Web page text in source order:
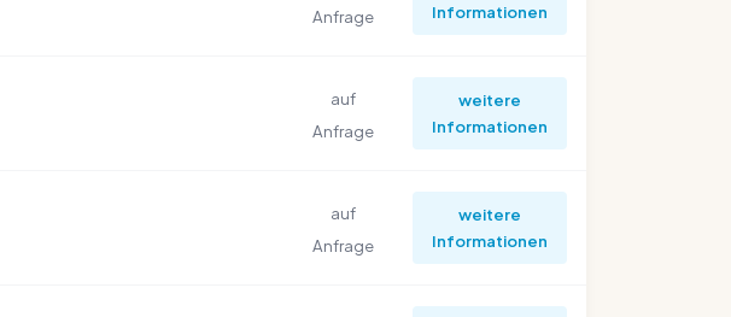
Anfrage
Informationen
auf
Anfrage
weitere
Informationen
auf
Anfrage
weitere
Informationen